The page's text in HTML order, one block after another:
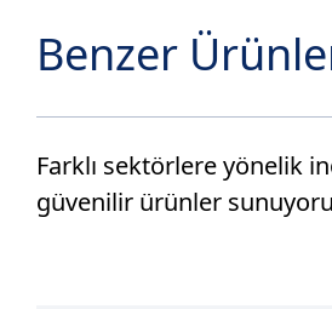
BOYA SANAYİ KAĞIT
Benzer
Farklı sektörlere yönelik
güvenilir ürünler